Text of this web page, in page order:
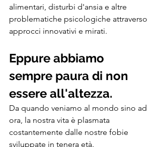
alimentari, disturbi d'ansia e altre
problematiche psicologiche attraverso
approcci innovativi e mirati.
Eppure abbiamo
sempre paura di non
essere all'altezza.
Da quando veniamo al mondo sino ad
ora, la nostra vita è plasmata
costantemente dalle nostre fobie
sviluppate in tenera età.